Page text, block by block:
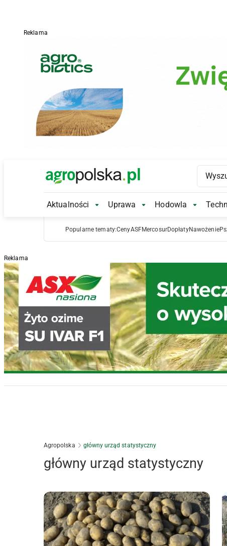
Reklama
Main Logo
Aktualności Aktualności Submenu
Uprawa Uprawa Submenu
Hodowla
Popularne tematy:CenyASFMercosurDopłatyNawożenie
Reklama
Agropolska główny urząd statystyczny
główny urząd statystyczny